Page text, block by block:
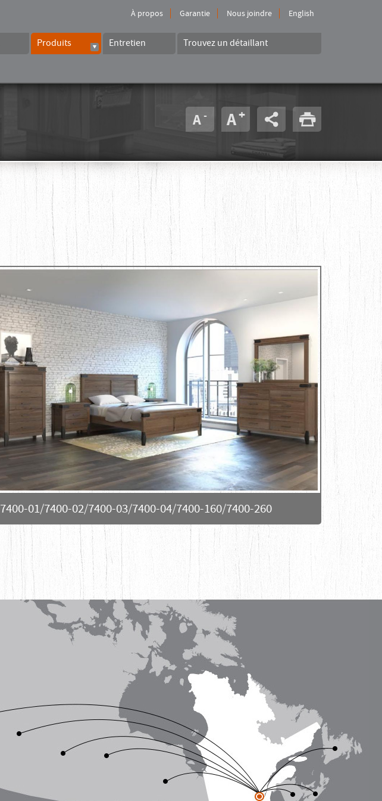
À propos Garantie Nous joindre English
Produits Entretien Trouvez un détaillant
A+
A-
7400-01/7400-02/7400-03/7400-04/7400-160/7400-260